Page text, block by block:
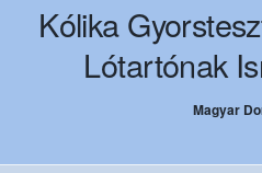
Kólika
Lótartónak
Magyar